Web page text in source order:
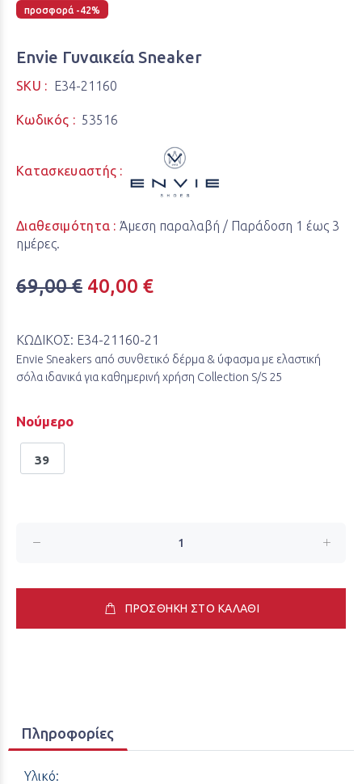
προσφορά -42%
Envie Γυναικεία Sneaker
SKU : E34-21160
Κωδικός : 53516
Κατασκευαστής :
Διαθεσιμότητα :Άμεση παραλαβή / Παράδoση 1 έως 3
ημέρες.
69,00 € 40,00 €
ΚΩΔΙΚΟΣ: E34-21160-21
Envie Sneakers από συνθετικό δέρμα & ύφασμα με ελαστική
σόλα ιδανικά για καθημερινή χρήση Collection S/S 25
Νούμερο
39
ΠΡΟΣΘΗΚΗ ΣΤΟ ΚΑΛΑΘΙ
Πληροφορίες
Υλικό: